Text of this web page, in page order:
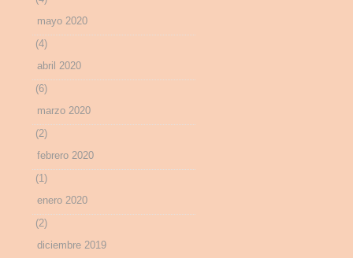
mayo 2020
(4)
abril 2020
(6)
marzo 2020
(2)
febrero 2020
(1)
enero 2020
(2)
diciembre 2019